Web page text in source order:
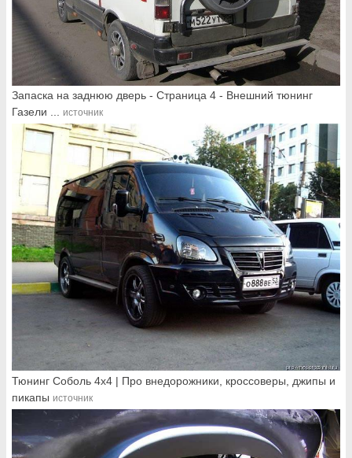
Запаска на заднюю дверь - Страница 4 - Внешний тюнинг
Газели ... источник
Тюнинг Соболь 4х4 | Про внедорожники, кроссоверы, джипы и
пикапы источник